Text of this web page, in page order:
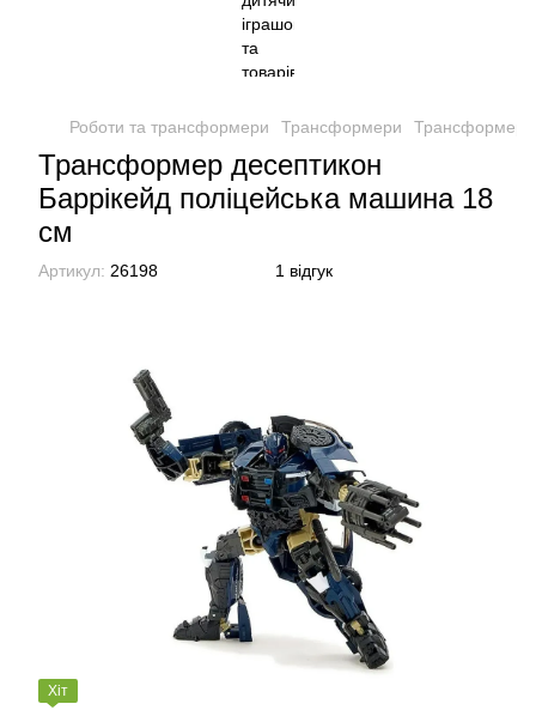
Роботи та трансформери Трансформери Трансформер
Трансформер десептикон
Баррікейд поліцейська машина 18
см
Артикул: 26198 1 відгук
Хіт